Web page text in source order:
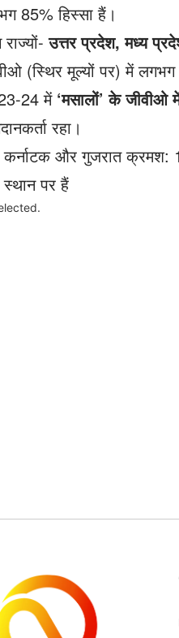
85% हिस्सा हैं।
राज्यों-उत्तर प्रदेश, मध्य
(स्थिर मूल्यों पर) में लगभग
24 में ‘मसालों’ के जीवीओ
रहा।
कर्नाटक और गुजरात
स्थान पर हैं